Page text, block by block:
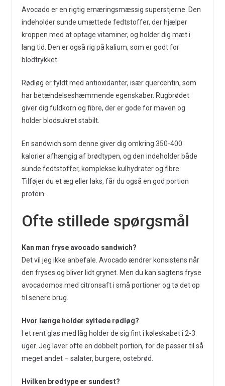
Avocado er en rigtig ernæringsmæssig superstjerne. Den
indeholder sunde umættede fedtstoffer, der hjælper
kroppen med at optage vitaminer, og holder dig mæt i
lang tid. Den er også rig på kalium, som er godt for
blodtrykket.
Rødløg er fyldt med antioxidanter, især quercentin, som
har betændelseshæmmende egenskaber. Rugbrødet
giver dig fuldkorn og fibre, der er gode for maven og
holder blodsukret stabilt.
En sandwich som denne giver dig omkring 350-400
kalorier afhængig af brødtypen, og den indeholder både
sunde fedtstoffer, komplekse kulhydrater og fibre.
Tilføjer du et æg eller laks, får du også en god portion
protein.
Ofte stillede spørgsmål
Kan man fryse avocado sandwich?
Det vil jeg ikke anbefale. Avocado ændrer konsistens når
den fryses og bliver lidt grynet. Men du kan sagtens fryse
avocadomos med citronsaft i små portioner og tø det op
til senere brug.
Hvor længe holder syltede rødløg?
I et rent glas med låg holder de sig fint i køleskabet i 2-3
uger. Jeg laver ofte en dobbelt portion, for de passer til så
meget andet – salater, burgere, ostebrød.
Hvilken brødtype er sundest?